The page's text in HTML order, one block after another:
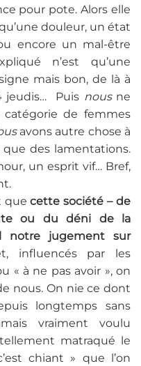
pour pote. Alors elle
douleur, un état
encore un mal-être
n’est qu’une
mais bon, de là à
jeudis… Puis nous ne
de femmes
avons autre chose à
des lamentations.
un esprit vif… Bref,
quecette société – de
ou du déni de la
notre jugement sur
influencés par les
« à ne pas avoir », on
nous. On nie ce dont
longtemps sans
vraiment voulu
matraqué le
chiant » que l’on